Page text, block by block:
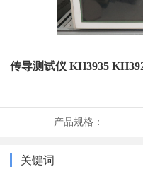
传导测试仪 KH3935
产品规格：
关键词